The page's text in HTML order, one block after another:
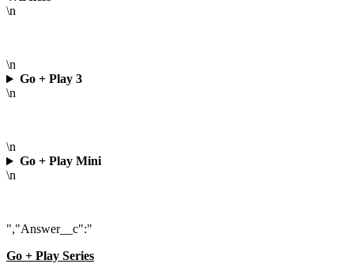
\n
\n
Go + Play 3
\n
\n
Go + Play Mini
\n
","Answer__c":"
Go + Play Series